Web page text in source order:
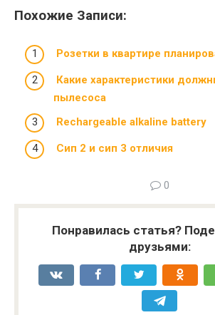
Похожие Записи:
Розетки в квартире
Какие характеристики
пылесоса
Rechargeable alkaline battery
Сип 2 и сип 3 отличия
0
Понравилась статья?
друзьями: